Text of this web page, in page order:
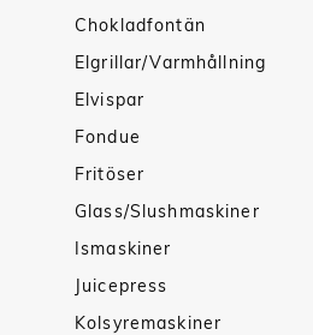
Chokladfontän
Elgrillar/Varmhållning
Elvispar
Fondue
Fritöser
Glass/Slushmaskiner
Ismaskiner
Juicepress
Kolsyremaskiner